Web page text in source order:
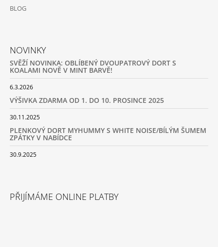
BLOG
NOVINKY
SVĚŽÍ NOVINKA: OBLÍBENÝ DVOUPATROVÝ DORT S
KOALAMI NOVĚ V MINT BARVĚ!
6.3.2026
VÝŠIVKA ZDARMA OD 1. DO 10. PROSINCE 2025
30.11.2025
PLENKOVÝ DORT MYHUMMY S WHITE NOISE/BÍLÝM ŠUMEM
ZPÁTKY V NABÍDCE
30.9.2025
PŘIJÍMÁME ONLINE PLATBY